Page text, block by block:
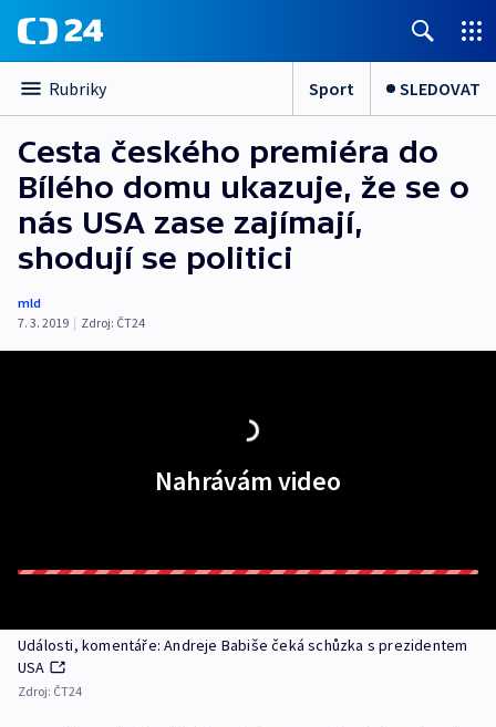
Rubriky Sport SLEDOVAT
Cesta českého premiéra do
Bílého domu ukazuje, že se o
nás USA zase zajímají,
shodují se politici
mld
7. 3. 2019 | Zdroj: ČT24
Nahrávám video
Události, komentáře: Andreje Babiše čeká schůzka s prezidentem
USA
Zdroj: ČT24